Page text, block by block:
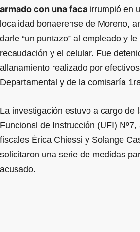
armado con una faca irrumpió en
localidad bonaerense de Moreno,
darle “un puntazo” al empleado y le
recaudación y el celular. Fue
allanamiento realizado por
Departamental y de la comisaría
La investigación estuvo a cargo de
Funcional de Instrucción (UFI)
fiscales Érica Chiessi y Solange
solicitaron una serie de medidas
acusado.